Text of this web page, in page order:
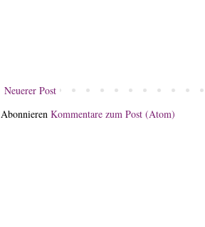
Neuerer Post
Abonnieren Kommentare zum Post (Atom)